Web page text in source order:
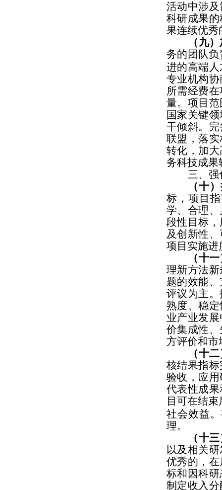
活动中涉
科研成果
果连续优秀
（九
务的团队
进的高端
专业机构
所需经费
量。项目
国家关键
干倾斜。
联盟，落
转化，加
务科技成果
三、强
（十
标，项目
学、合理
段性目标
及创新性
项目实施进
（十
理新方法
题的效能
评议为主
熟度、稳
业产业发
价集成性
方评价和市
（十
核结果指
验收，应
代表性成
目可在结束
社会效益
理。
（十
以及相关
优秀的，
标和因科
制定收入